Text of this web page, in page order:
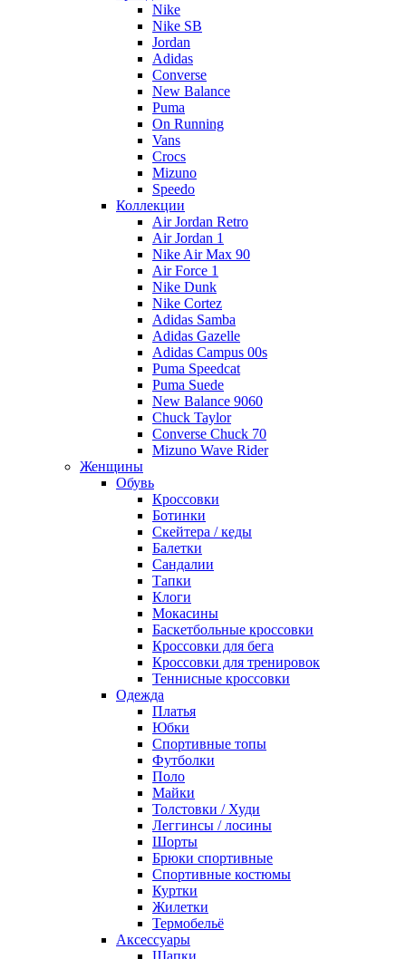
Nike
Nike SB
Jordan
Adidas
Converse
New Balance
Puma
On Running
Vans
Crocs
Mizuno
Speedo
Коллекции
Air Jordan Retro
Air Jordan 1
Nike Air Max 90
Air Force 1
Nike Dunk
Nike Cortez
Adidas Samba
Adidas Gazelle
Adidas Campus 00s
Puma Speedcat
Puma Suede
New Balance 9060
Chuck Taylor
Converse Chuck 70
Mizuno Wave Rider
Женщины
Обувь
Кроссовки
Ботинки
Скейтера / кеды
Балетки
Сандалии
Тапки
Клоги
Мокасины
Баскетбольные кроссовки
Кроссовки для бега
Кроссовки для тренировок
Теннисные кроссовки
Одежда
Платья
Юбки
Спортивные топы
Футболки
Поло
Майки
Толстовки / Худи
Леггинсы / лосины
Шорты
Брюки спортивные
Спортивные костюмы
Куртки
Жилетки
Термобельё
Аксессуары
Шапки